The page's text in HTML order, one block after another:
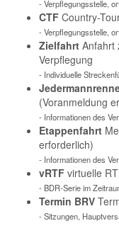
- Verpflegungsstelle,
CTF Country-
- Verpflegungsstelle,
Zielfahrt Anfahrt
Verpflegung
- Individuelle
(Voranmeldung
- Informationen des
Etappenfahrt
erforderlich)
- Informationen des
vRTF virtuelle
- BDR-Serie im
Termin BRV
- Sitzungen,